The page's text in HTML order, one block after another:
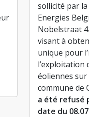
sollicité par
Energies
Nobelstraat
visant à
unique pour
l’exploitation
éoliennes
commune de
a été refusé
date du